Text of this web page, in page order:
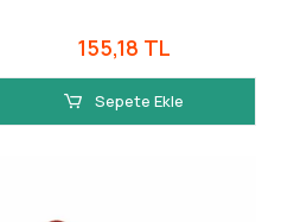
155,18 TL
Sepete Ekle